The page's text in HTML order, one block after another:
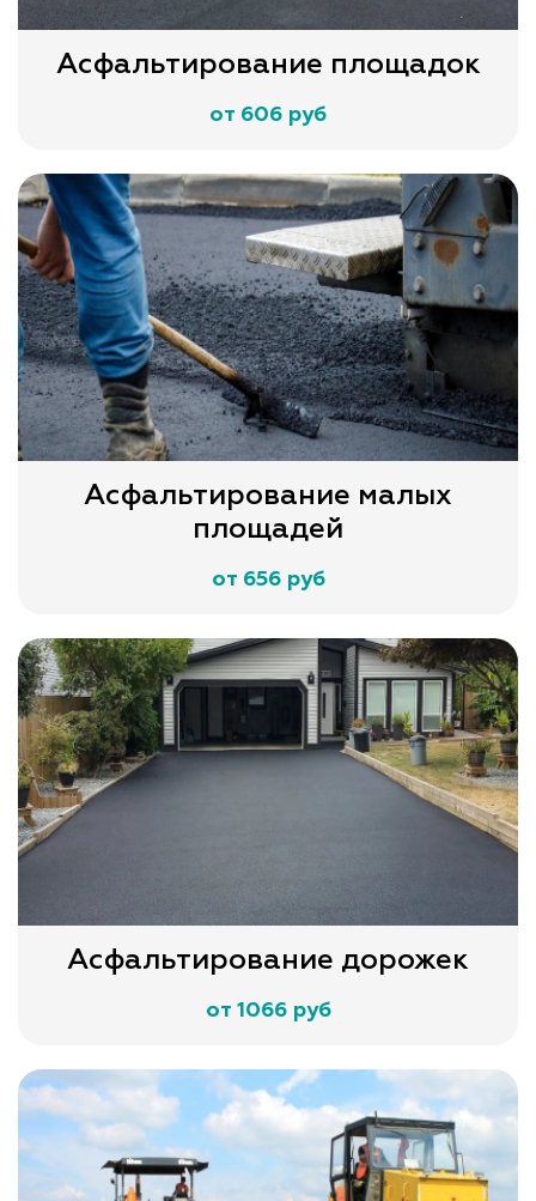
Асфальтирование площадок
от 606 руб
Асфальтирование малых
площадей
от 656 руб
Асфальтирование дорожек
от 1066 руб